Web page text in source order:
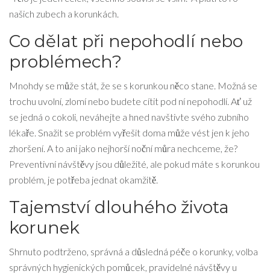
našich zubech a korunkách.
Co dělat při nepohodlí nebo
problémech?
Mnohdy se může stát, že se s korunkou něco stane. Možná se
trochu uvolní, zlomí nebo budete cítit pod ní nepohodlí. Ať už
se jedná o cokoli, neváhejte a hned navštivte svého zubního
lékaře. Snažit se problém vyřešit doma může vést jen k jeho
zhoršení. A to ani jako nejhorší noční můra nechceme, že?
Preventivní návštěvy jsou důležité, ale pokud máte s korunkou
problém, je potřeba jednat okamžitě.
Tajemství dlouhého života
korunek
Shrnuto podtrženo, správná a důsledná péče o korunky, volba
správných hygienických pomůcek, pravidelné návštěvy u